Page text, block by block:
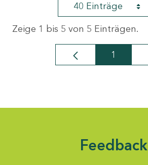
40 Einträge
Zeige 1 bis 5 von 5 Einträgen.
Seite
1
Feedback